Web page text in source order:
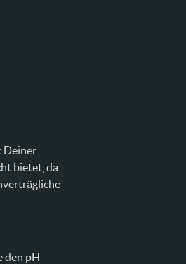
Deiner
bietet, da
den pH-